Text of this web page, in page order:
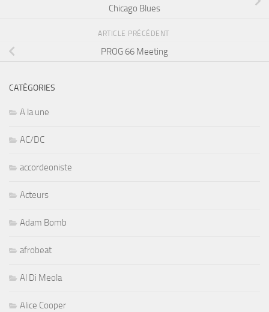
Chicago Blues
ARTICLE PRÉCÉDENT
PROG 66 Meeting
CATÉGORIES
A la une
AC/DC
accordeoniste
Acteurs
Adam Bomb
afrobeat
Al Di Meola
Alice Cooper